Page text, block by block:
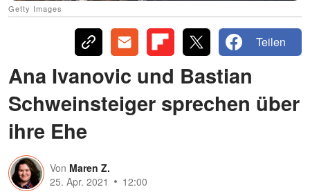
Getty Images
Teilen
Ana Ivanovic und Bastian
Schweinsteiger sprechen über
ihre Ehe
Von Maren Z.
25. Apr. 2021
12:00